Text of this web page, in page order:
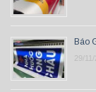
Báo
29/11/